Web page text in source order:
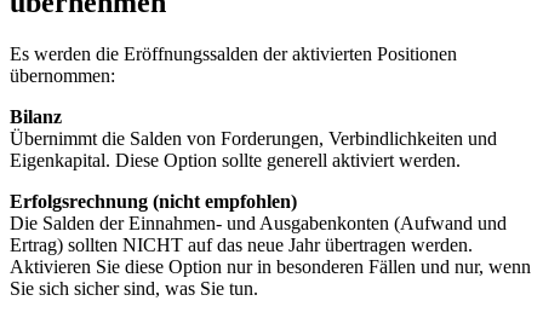
Es werden die Eröffnungssalden der aktivierten Positionen
übernommen:
Bilanz
Übernimmt die Salden von Forderungen, Verbindlichkeiten und
Eigenkapital. Diese Option sollte generell aktiviert werden.
Erfolgsrechnung (nicht empfohlen)
Die Salden der Einnahmen- und Ausgabenkonten (Aufwand und
Ertrag) sollten NICHT auf das neue Jahr übertragen werden.
Aktivieren Sie diese Option nur in besonderen Fällen und nur, wenn
Sie sich sicher sind, was Sie tun.